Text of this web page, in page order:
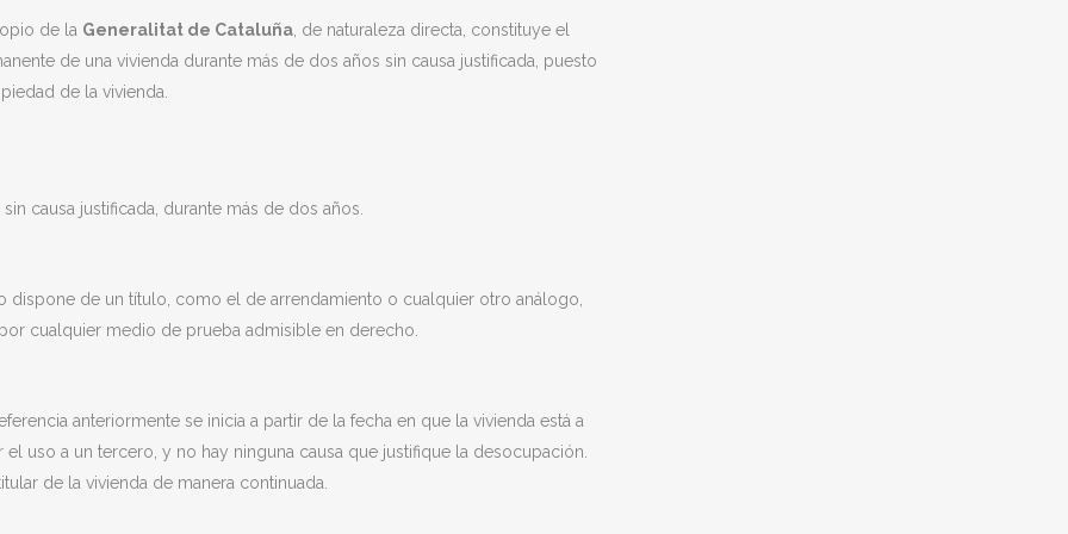
de la Generalitat de Cataluña, de naturaleza directa, constituye el
de una vivienda durante más de dos años sin causa justificada, puesto
de la vivienda.
causa justificada, durante más de dos años.
dispone de un título, como el de arrendamiento o cualquier otro análogo,
cualquier medio de prueba admisible en derecho.
anteriormente se inicia a partir de la fecha en que la vivienda está a
uso a un tercero, y no hay ninguna causa que justifique la desocupación.
de la vivienda de manera continuada.